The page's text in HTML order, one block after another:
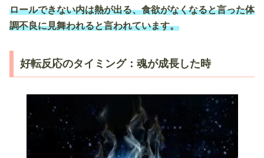
ロールできない内は熱が出る、食欲がなくなると言った体
調不良に見舞われると言われています。
好転反応のタイミング：魂が成長した時